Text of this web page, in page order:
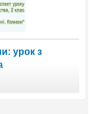
урок з